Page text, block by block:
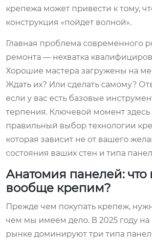
крепежа может привести к тому,
конструкция «пойдет волной».
Главная проблема современного
ремонта — нехватка
Хорошие мастера загружены на
Ждать их? Или сделать самому?
если у вас есть базовые
терпения. Ключевой момент
правильный выбор технологии
которая зависит не от вашего
состояния ваших стен и типа
Анатомия панелей:
вообще крепим?
Прежде чем покупать крепеж,
чем мы имеем дело. В 2025 году на
рынке доминируют три типа